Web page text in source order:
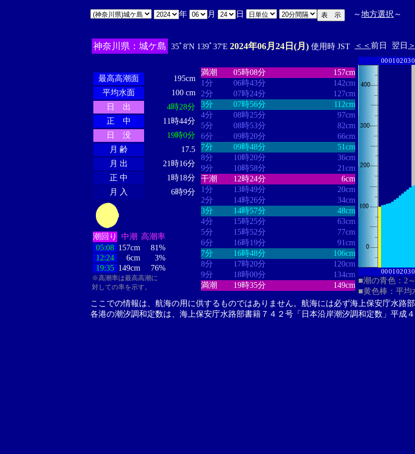
年 月 日 ～地方選択 ～
神奈川県：城ケ島 35ﾟ8'N 139ﾟ37'E 2024年06月24日(月) 使用時 JST ＜＜ 前日 翌日
最高高潮面
195cm
平均水面
100 cm
日 出
4時28分
正 中
11時44分
日 没
19時0分
月 齢
17.5
月 出
21時16分
正 中
1時18分
月 入
6時9分
潮回り 中潮 高潮率
05:08 157cm
81%
12:24
6cm
3%
19:35 149cm 76%
※高潮率は最高高潮に
対しての率を示す。
満潮
05時08分
157cm
1分
06時43分
142cm
2分
07時24分
127cm
3分
07時56分
112cm
4分
08時25分
97cm
5分
08時53分
82cm
6分
09時20分
66cm
7分
09時48分
51cm
8分
10時20分
36cm
9分
10時58分
21cm
干潮
12時24分
6cm
1分
13時49分
20cm
2分
14時26分
34cm
3分
14時57分
48cm
4分
15時25分
63cm
5分
15時52分
77cm
6分
16時19分
91cm
7分
16時48分
106cm
8分
17時20分
120cm
9分
18時00分
134cm
満潮
19時35分 149cm
00010203
00010203
■潮の青色：2
■黄色棒：平均
ここでの情報は、航海の用に供するものではありません。航海には必ず海上保安庁水路
各港の潮汐調和定数は、海上保安庁水路部書籍７４２号「日本沿岸潮汐調和定数」平成